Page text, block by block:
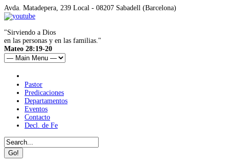
Avda. Matadepera, 239 Local - 08207 Sabadell (Barcelona)
"Sirviendo a Dios
en las personas y en las familias."
Mateo 28:19-20
Pastor
Predicaciones
Departamentos
Eventos
Contacto
Decl. de Fe